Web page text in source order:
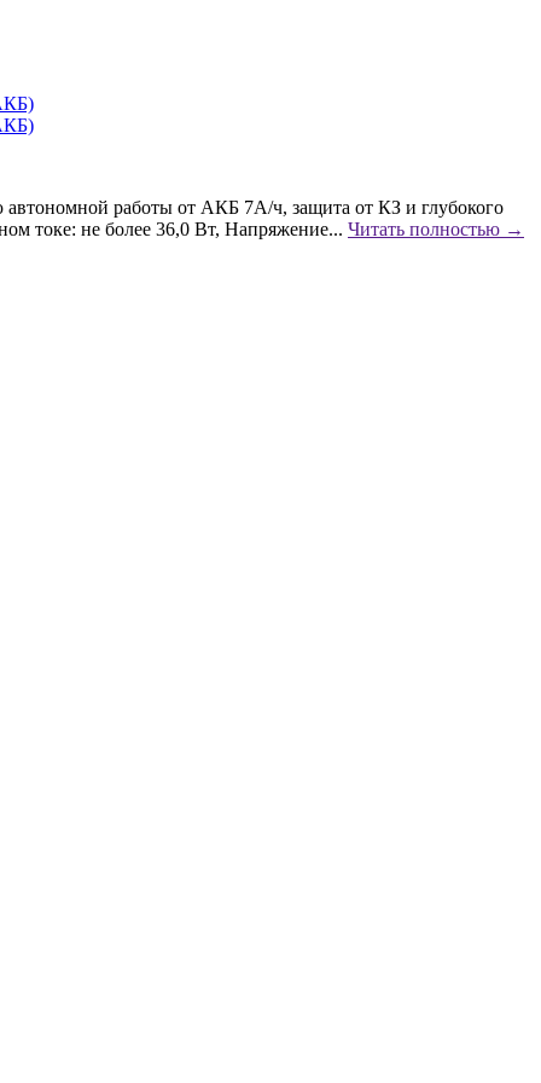
работы от АКБ 7А/ч, защита от КЗ и глубокого
токе: не более 36,0 Вт, Напряжение... Читать полностью →